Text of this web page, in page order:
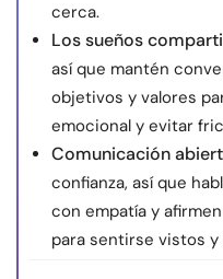
cerca.
Los sueños
así que mantén
objetivos y valores
emocional y evitar
Comunicación
confianza, así que
con empatía y
para sentirse vistos